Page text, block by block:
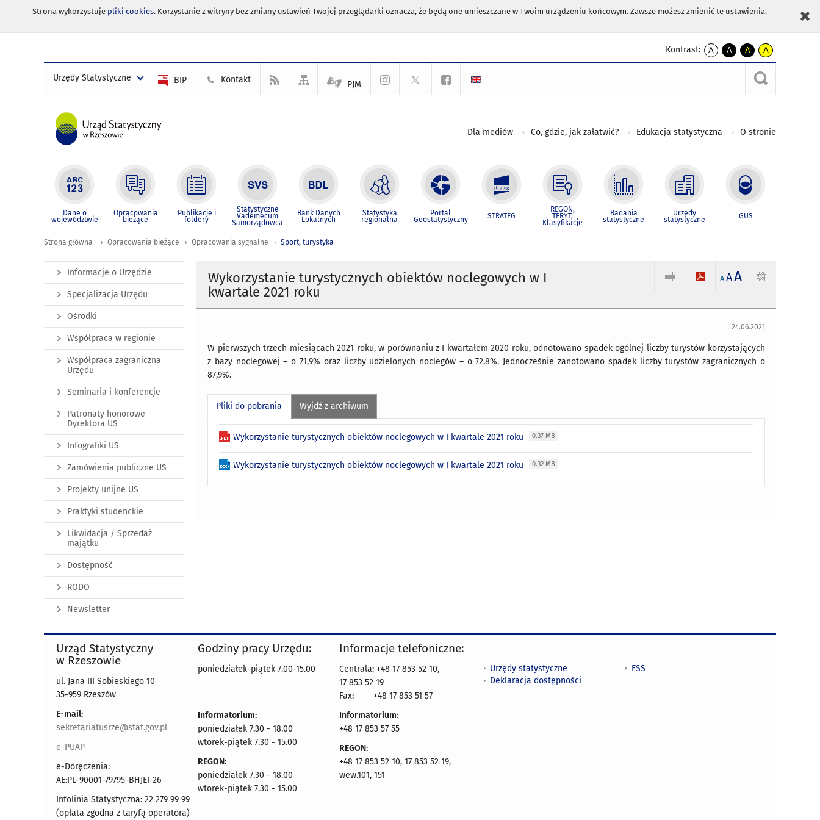
Strona wykorzystuje pliki cookies. Korzystanie z witryny bez zmiany ustawień Twojej przeglądarki oznacza, że będą one umieszczane w Twoim urządzeniu końcowym. Zawsze możesz zmienić te ustawienia.
Kontrast:
A
kontrast
A
kontrast
czarnym
A
kontrast
żółty
tekst
czarnym
A
kontrast
czarny
tekst
żółtym
Urzędy Statystyczne BIP Kontakt PJM
Dla mediów Co, gdzie, jak załatwić? Edukacja statystyczna O stronie
Dane o
województwie
Opracowania
bieżące
Publikacje i
foldery
Statystyczne
Vademecum
Samorządowca
Bank Danych
Lokalnych
Statystyka
regionalna
Portal
Geostatystyczny STRATEG
REGON,
TERYT,
Klasyfikacje
Badania
statystyczne
Urzędy
statystyczne GUS
Strona główna Opracowania bieżące Opracowania sygnalne Sport, turystyka
Wykorzystanie turystycznych obiektów noclegowych w I
kwartale 2021 roku
A AA
24.06.2021
W pierwszych trzech miesiącach 2021 roku, w porównaniu z I kwartałem 2020 roku, odnotowano spadek ogólnej liczby turystów korzystających
z bazy noclegowej – o 71,9% oraz liczby udzielonych noclegów – o 72,8%. Jednocześnie zanotowano spadek liczby turystów zagranicznych o
87,9%.
Pliki do pobrania Wyjdź z archiwum
Wykorzystanie turystycznych obiektów noclegowych w I kwartale 2021 roku 0.37 MB
Wykorzystanie turystycznych obiektów noclegowych w I kwartale 2021 roku 0.32 MB
Informacje o Urzędzie
Specjalizacja Urzędu
Ośrodki
Współpraca w regionie
Współpraca zagraniczna
Urzędu
Seminaria i konferencje
Patronaty honorowe
Dyrektora US
Infografiki US
Zamówienia publiczne US
Projekty unijne US
Praktyki studenckie
Likwidacja / Sprzedaż
majątku
Dostępność
RODO
Newsletter
Urząd Statystyczny
w Rzeszowie
ul. Jana III Sobieskiego 10
35-959 Rzeszów
E-mail:
sekretariatusrze@stat.gov.pl
e-PUAP
e-Doręczenia:
AE:PL-90001-79795-BHJEI-26
Infolinia Statystyczna: 22 279 99 99
(opłata zgodna z taryfą operatora)
Godziny pracy Urzędu:
poniedziałek-piątek 7.00-15.00
Informatorium:
poniedziałek 7.30 - 18.00
wtorek-piątek 7.30 - 15.00
REGON:
poniedziałek 7.30 - 18.00
wtorek-piątek 7.30 - 15.00
Informacje telefoniczne:
Centrala: +48 17 853 52 10,
17 853 52 19
Fax:
+48 17 853 51 57
Informatorium:
+48 17 853 57 55
REGON:
+48 17 853 52 10, 17 853 52 19,
wew.101, 151
Urzędy statystyczne
Deklaracja dostępności
ESS